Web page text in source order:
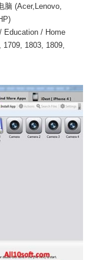
脑 (Acer,Lenovo,
Education / Home
1709, 1803, 1809,